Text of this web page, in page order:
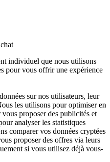
individuel que nous utilisons
pour vous offrir une expérience
sur nos utilisateurs, leur
les utilisons pour optimiser en
proposer des publicités et
analyser les statistiques
comparer vos données cryptées
proposer des offres via leurs
si vous utilisez déjà vous-